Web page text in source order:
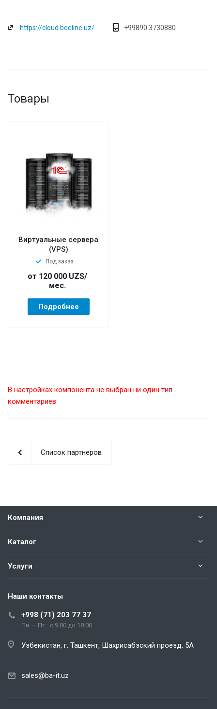
https://cloud.beeline.uz/ +99890 3730880
Товары
Виртуальные сервера
(VPS)
Под заказ
от 120 000 UZS/
мес.
Подробнее
В настройках компонента не выбран ни один тип
комментариев
Список партнеров
Компания
Каталог
Услуги
Наши контакты
+998 (71) 203 77 37
Пн. – Пт.: с 9:00 до 18:00
Узбекистан, г. Ташкент, Шахрисабзский проезд, 5А
sales@ba-it.uz